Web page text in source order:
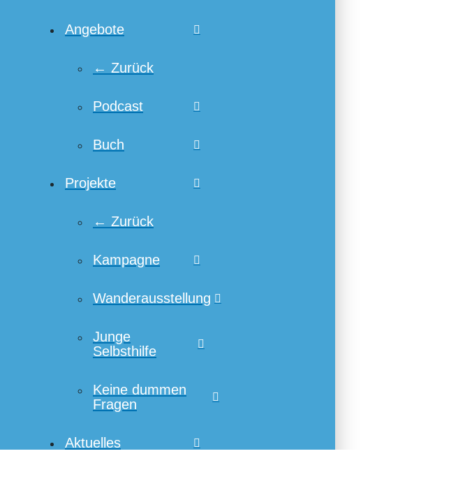
Angebote
← Zurück
Podcast
Buch
Projekte
← Zurück
Kampagne
Wanderausstellung
Junge
Selbsthilfe
Keine dummen
Fragen
Aktuelles